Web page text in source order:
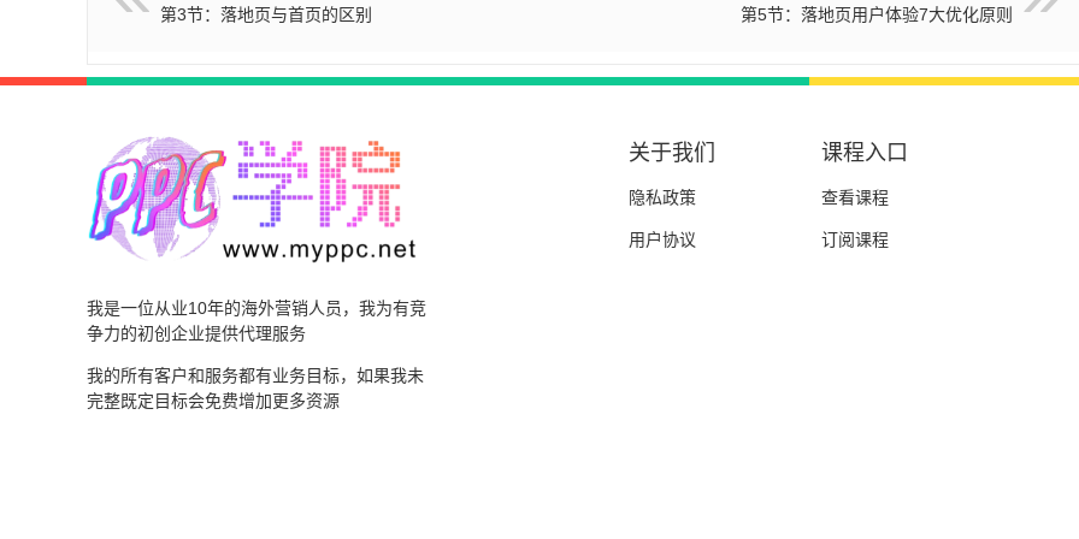
第3节：落地页与首页的区别 第5节：落地页用户体验7大优化原则
我是一位从业10年的海外营销人员，我为有竞
争力的初创企业提供代理服务
我的所有客户和服务都有业务目标，如果我未
完整既定目标会免费增加更多资源
关于我们
隐私政策
用户协议
课程入口
查看课程
订阅课程